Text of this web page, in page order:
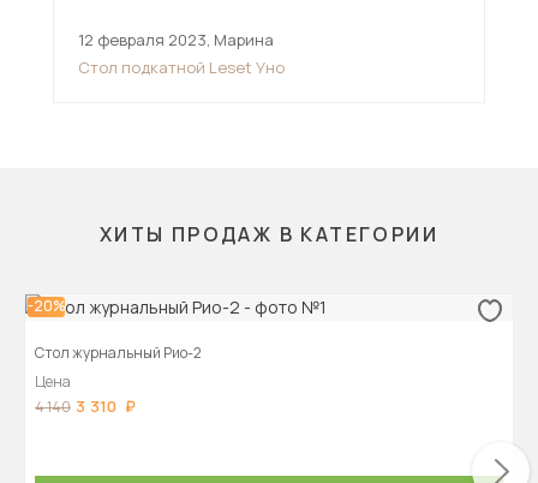
12 февраля 2023, Марина
Стол подкатной Leset Уно
ХИТЫ ПРОДАЖ В КАТЕГОРИИ
-20%
Стол журнальный Рио-2
Цена
4 140 3 310